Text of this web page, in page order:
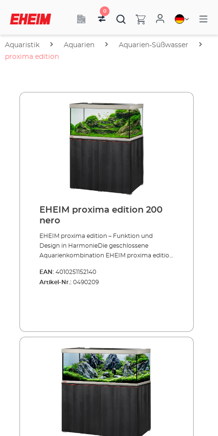
0
Aquaristik Aquarien
Aquarien-Süßwasser
proxima edition
EHEIM proxima edition 200
nero
EHEIM proxima edition – Funktion und
Design in HarmonieDie geschlossene
Aquarienkombination EHEIM proxima edition
Technik und setzt neue Maßstäbe für stilvolle
Aquaristik. Mit den neuen Editions-Modellen
Unterwasserlandschaften und
Materialmix macht dieses Aquarium zu einem
echten Blickfang: Gebürstete Aluminium-
Oberflächen an Ober- und Unterrahmen
treffen auf die elegante schwarze Hochglanz-
mit EHEIM powerLED+ setzen Sie Ihre Fische
EAN: 4010251152140
Artikel-Nr.: 0490209